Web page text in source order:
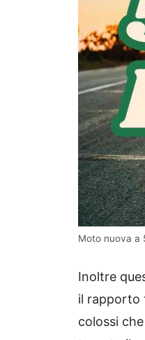
Moto nuova a
Inoltre
il rapporto
colossi